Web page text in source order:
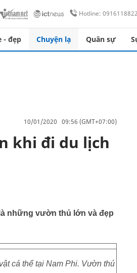
Hotline: 0916118822
- đẹp Chuyện lạ Quân sự
10/01/2020 09:56 (GMT+07:00)
khi đi du lịch
những vườn thủ lớn và đẹp
cá thể tại Nam Phi. Vườn thú